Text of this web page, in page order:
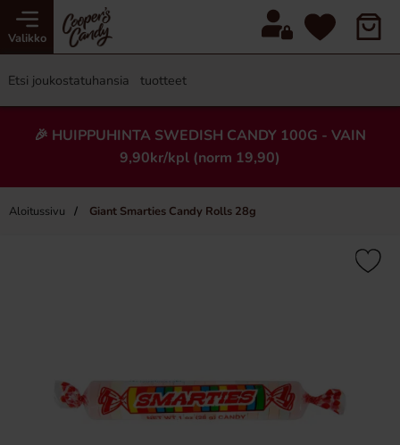
Valikko
🎉 HUIPPUHINTA SWEDISH CANDY 100G - VAIN
9,90kr/kpl (norm 19,90)
Aloitussivu Giant Smarties Candy Rolls 28g
×